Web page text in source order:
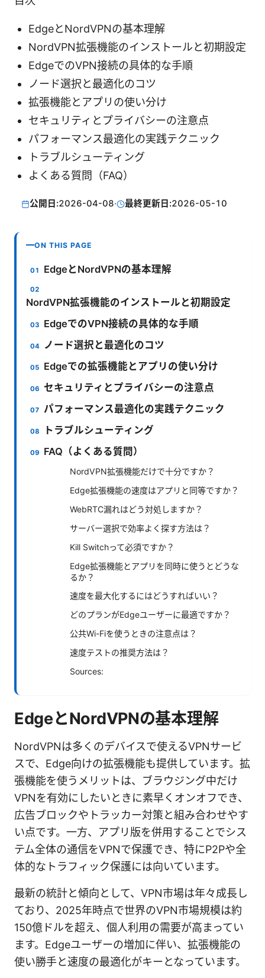
EdgeとNordVPNの基本理解
NordVPN拡張機能のインストールと初期設定
EdgeでのVPN接続の具体的な手順
ノード選択と最適化のコツ
拡張機能とアプリの使い分け
セキュリティとプライバシーの注意点
パフォーマンス最適化の実践テクニック
トラブルシューティング
よくある質問（FAQ）
公開日:2026-04-08· 最終更新日:2026-05-10
ON THIS PAGE
EdgeとNordVPNの基本理解
NordVPN拡張機能のインストールと初期設定
EdgeでのVPN接続の具体的な手順
ノード選択と最適化のコツ
Edgeでの拡張機能とアプリの使い分け
セキュリティとプライバシーの注意点
パフォーマンス最適化の実践テクニック
トラブルシューティング
FAQ（よくある質問）
NordVPN拡張機能だけで十分ですか？
Edge拡張機能の速度はアプリと同等ですか？
WebRTC漏れはどう対処しますか？
サーバー選択で効率よく探す方法は？
Kill Switchって必須ですか？
Edge拡張機能とアプリを同時に使うとどうな
るか？
速度を最大化するにはどうすればいい？
どのプランがEdgeユーザーに最適ですか？
公共Wi-Fiを使うときの注意点は？
速度テストの推奨方法は？
Sources:
EdgeとNordVPNの基本理解
NordVPNは多くのデバイスで使えるVPNサービ
スで、Edge向けの拡張機能も提供しています。拡
張機能を使うメリットは、ブラウジング中だけ
VPNを有効にしたいときに素早くオンオフでき、
広告ブロックやトラッカー対策と組み合わせやす
い点です。一方、アプリ版を併用することでシス
テム全体の通信をVPNで保護でき、特にP2Pや全
体的なトラフィック保護には向いています。
最新の統計と傾向として、VPN市場は年々成長し
ており、2025年時点で世界のVPN市場規模は約
150億ドルを超え、個人利用の需要が高まってい
ます。Edgeユーザーの増加に伴い、拡張機能の
使い勝手と速度の最適化がキーとなっています。